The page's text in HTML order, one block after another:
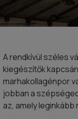
A rendkívül széles
kiegészítők
marhakollagénpor
jobban a
az, amely leginkább